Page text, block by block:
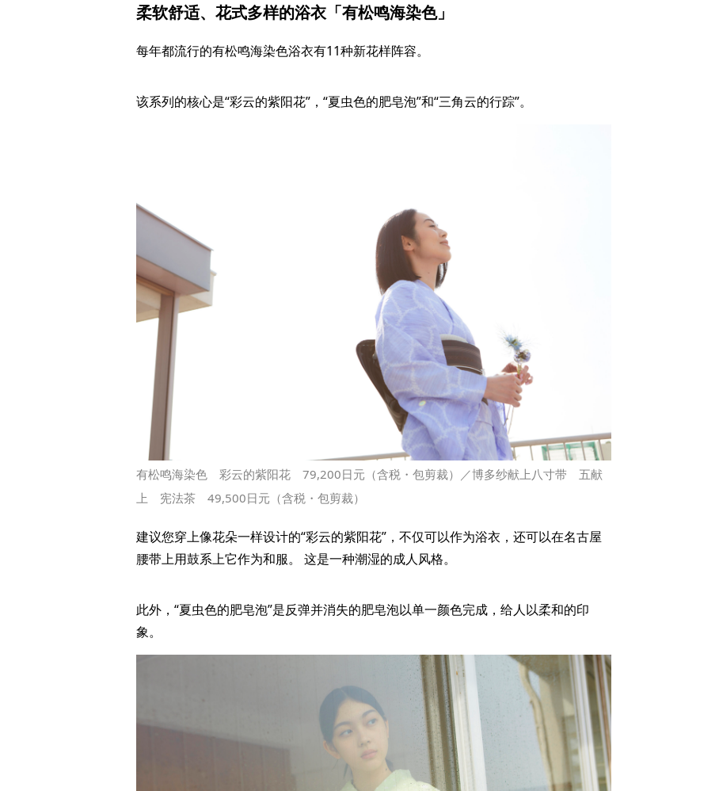
柔软舒适、花式多样的浴衣「有松鸣海染色」
每年都流行的有松鸣海染色浴衣有11种新花样阵容。
该系列的核心是“彩云的紫阳花”，“夏虫色的肥皂泡”和“三角云的行踪”。
有松鸣海染色 彩云的紫阳花 79,200日元（含税・包剪裁）／博多纱献上八寸带 五献
上 宪法茶 49,500日元（含税・包剪裁）
建议您穿上像花朵一样设计的“彩云的紫阳花”，不仅可以作为浴衣，还可以在名古屋
腰带上用鼓系上它作为和服。 这是一种潮湿的成人风格。
此外，“夏虫色的肥皂泡”是反弹并消失的肥皂泡以单一颜色完成，给人以柔和的印
象。